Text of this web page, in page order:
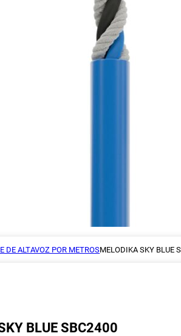
DE ALTAVOZ POR METROSMELODIKA SKY BLUE
BLUE SBC2400